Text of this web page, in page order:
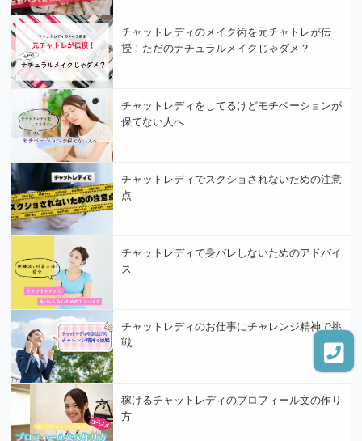
チャットレディのメイク術を元チャトレが伝
授！ただのナチュラルメイクじゃダメ？
チャットレディをしてるけどモチベーションが
保てない人へ
チャットレディでスクショされないための注意
点
チャットレディで身バレしないためのアドバイ
ス
チャットレディのお仕事にチャレンジ精神で挑
戦
稼げるチャットレディのプロフィール文の作り
方